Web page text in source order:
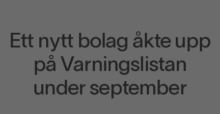
Ett nytt bolag åkte upp
på Varningslistan
under september